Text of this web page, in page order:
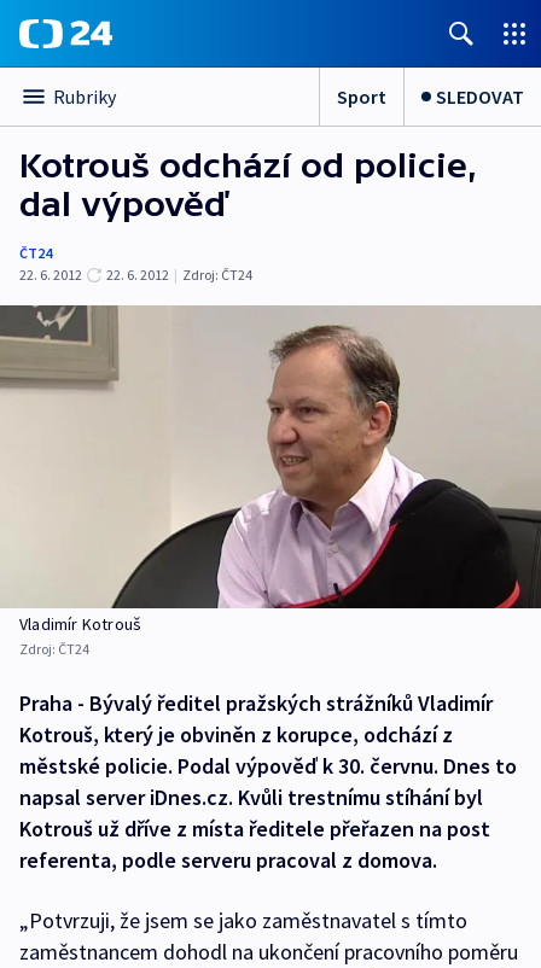
Rubriky Sport SLEDOVAT
Kotrouš odchází od policie,
dal výpověď
ČT24
22. 6. 2012
22. 6. 2012 | Zdroj: ČT24
Vladimír Kotrouš
Zdroj: ČT24
Praha - Bývalý ředitel pražských strážníků Vladimír
Kotrouš, který je obviněn z korupce, odchází z
městské policie. Podal výpověď k 30. červnu. Dnes to
napsal server iDnes.cz. Kvůli trestnímu stíhání byl
Kotrouš už dříve z místa ředitele přeřazen na post
referenta, podle serveru pracoval z domova.
„Potvrzuji, že jsem se jako zaměstnavatel s tímto
zaměstnancem dohodl na ukončení pracovního poměru